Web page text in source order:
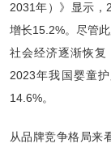
2031年）》显示，
增长15.2%。尽管
社会经济逐渐恢复
2023年我国婴童
14.6%。
从品牌竞争格局来